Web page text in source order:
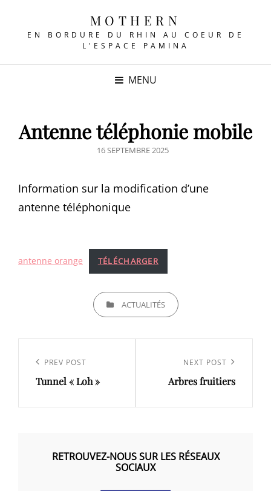
MOTHERN
EN BORDURE DU RHIN AU COEUR DE
L'ESPACE PAMINA
MENU
Antenne téléphonie mobile
POSTED
16 SEPTEMBRE 2025
Information sur la modification d’une
antenne téléphonique
antenne orange TÉLÉCHARGER
CATEGORIESACTUALITÉS
l’article
Previous
Post
PREV POST
Tunnel « Loh »
Post
NEXT POST
Arbres fruitiers
RETROUVEZ-NOUS SUR LES RÉSEAUX
SOCIAUX